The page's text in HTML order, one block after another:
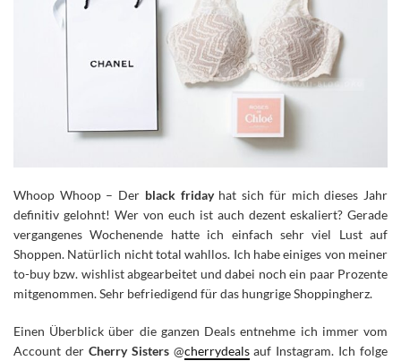
Whoop Whoop – Der black fridayhat sich für mich dieses Jahr
definitiv gelohnt! Wer von euch ist auch dezent eskaliert? Gerade
vergangenes Wochenende hatte ich einfach sehr viel Lust auf
Shoppen. Natürlich nicht total wahllos. Ich habe einiges von meiner
to-buy bzw. wishlist abgearbeitet und dabei noch ein paar Prozente
mitgenommen. Sehr befriedigend für das hungrige Shoppingherz.
Einen Überblick über die ganzen Deals entnehme ich immer vom
Account der Cherry Sisters@cherrydealsauf Instagram. Ich folge